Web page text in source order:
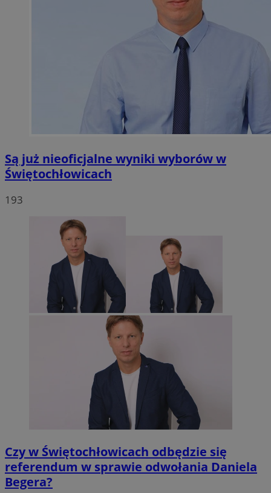
Są już nieoficjalne wyniki wyborów w
Świętochłowicach
193
Czy w Świętochłowicach odbędzie się
referendum w sprawie odwołania Daniela
Begera?